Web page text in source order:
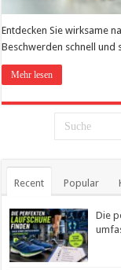
Entdecken Sie wirksame
Beschwerden schnell und
Mehr lesen
Recent Popular
Die